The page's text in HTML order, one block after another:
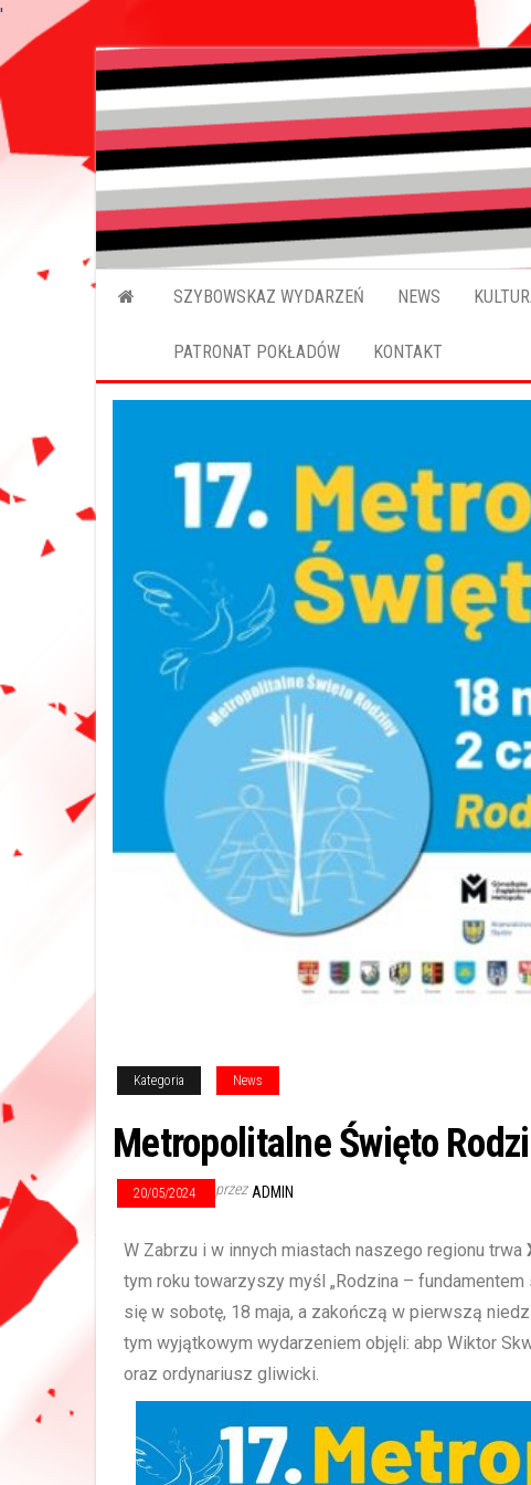
'
SZYBOWSKAZ WYDARZEŃ NEWS
PATRONAT POKŁADÓW KONTAKT
Kategoria News
Metropolitalne Święto
20/05/2024 przez ADMIN
W Zabrzu i w innych miastach naszego regionu trwa
tym roku towarzyszy myśl „Rodzina –
się w sobotę, 18 maja, a zakończą w pierwszą
tym wyjątkowym wydarzeniem objęli: abp Wiktor
oraz ordynariusz gliwicki.